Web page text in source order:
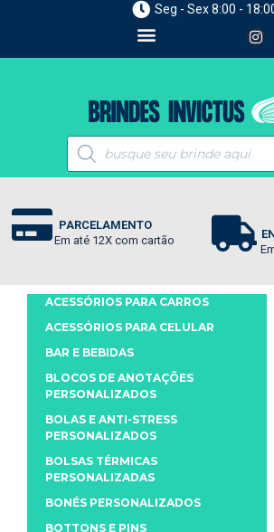
Seg - Sex 8:00 -
PARCELAMENTO
Em até 12X com cartão
ACESSÓRIOS PARA CARROS
ACESSÓRIOS PARA CELULAR
BAR E BEBIDAS
BLOCOS DE ANOTAÇÕES
PERSONALIZADOS
BOLAS E ANTI-STRESS
PERSONALIZADOS
BOLSAS TÉRMICAS
PERSONALIZADAS
BONÉS PERSONALIZADOS
BOTTONS E PINS